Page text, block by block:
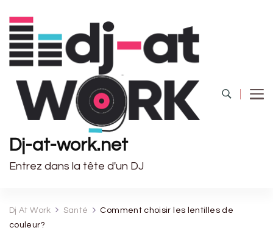
Dj-at-work.net
Entrez dans la tête d'un DJ
Dj At Work Santé
Comment choisir les lentilles de
couleur?